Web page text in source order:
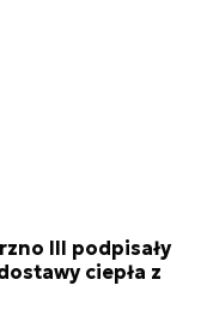
III podpisały
ciepła z